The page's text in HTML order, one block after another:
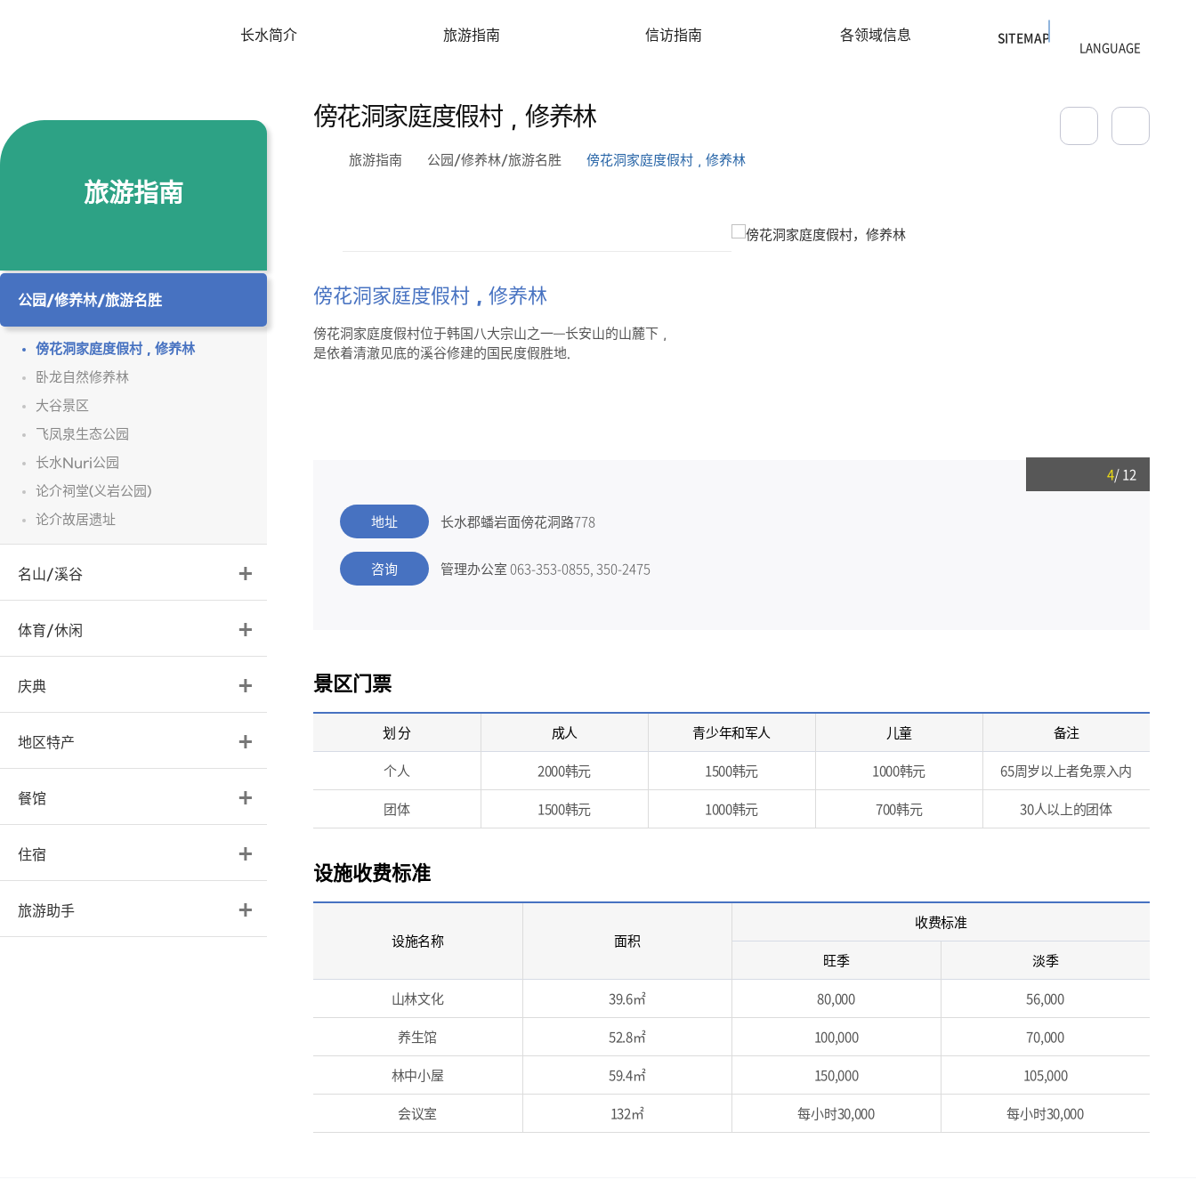
长水简介 旅游指南 信访指南 各领域信息 SITEMAP
旅游指南
公园/修养林/旅游名胜
傍花洞家庭度假村，修养林
卧龙自然修养林
大谷景区
飞凤泉生态公园
长水Nuri公园
论介祠堂(义岩公园)
论介故居遗址
名山/溪谷
体育/休闲
庆典
地区特产
餐馆
住宿
旅游助手
傍花洞家庭度假村，修养林
旅游指南 公园/修养林/旅游名胜 傍花洞家庭度假村，修养林
傍花洞家庭度假村，修养林
傍花洞家庭度假村位于韩国八大宗山之一—长安山的山麓下，
是依着清澈见底的溪谷修建的国民度假胜地.
4/12
地址 长水郡蟠岩面傍花洞路778
咨询 管理办公室 063-353-0855, 350-2475
景区门票
划 分 成人 青少年和军人 儿童
备注
个人
2000韩元 1500韩元 1000韩元
65周岁以上者免票入内
团体
1500韩元 1000韩元 700韩元 30人以上的团体
设施收费标准
设施名称 面积
收费标准
旺季
淡季
山林文化
39.6㎡ 80,000
56,000
养生馆
52.8㎡ 100,000
70,000
林中小屋
59.4㎡ 150,000
105,000
会议室
132㎡ 每小时30,000 每小时30,000